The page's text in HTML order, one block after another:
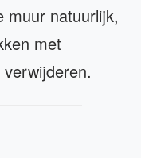
muur natuurlijk,
met